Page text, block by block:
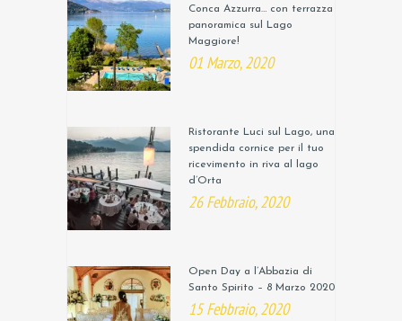
Conca Azzurra… con terrazza
panoramica sul Lago
Maggiore!
01 Marzo, 2020
Ristorante Luci sul Lago, una
spendida cornice per il tuo
ricevimento in riva al lago
d’Orta
26 Febbraio, 2020
Open Day a l’Abbazia di
Santo Spirito – 8 Marzo 2020
15 Febbraio, 2020